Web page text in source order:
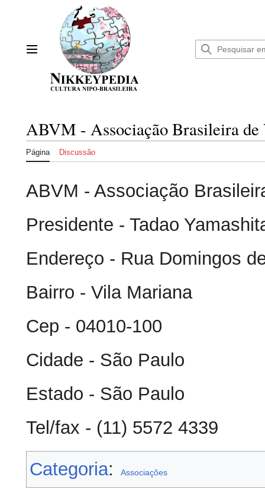
Menu principal
ABVM - Associação Brasileira
Página Discussão
ABVM - Associação
Presidente - Tadao
Endereço - Rua Domingos
Bairro - Vila Mariana
Cep - 04010-100
Cidade - São Paulo
Estado - São Paulo
Tel/fax - (11) 5572 4339
Categoria: Associações